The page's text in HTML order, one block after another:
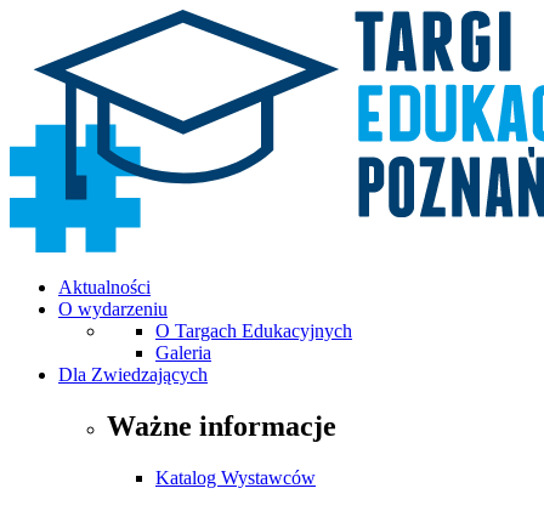
Aktualności
O wydarzeniu
O Targach Edukacyjnych
Galeria
Dla Zwiedzających
Ważne informacje
Katalog Wystawców